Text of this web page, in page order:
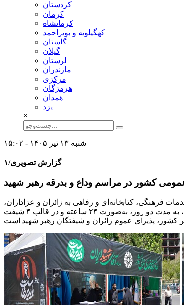
كردستان
كرمان
كرمانشاه
كهگيلويه و بويراحمد
گلستان
گيلان
لرستان
مازندران
مركزی
هرمزگان
همدان
يزد
×
شنبه ۱۳ تیر ۱۴۰۵ - ۱۵:۰۲
گزارش تصویری/۱
کشور در مراسم وداع و بدرقه رهبر شهید
فرهنگی، کتابخانه‌ای و رفاهی به زائران و عزاداران،
فعالیت خود را آغاز کرد. این موکب واقع در خیابان مطهری، تقاطع میرزای شیرازی، از بامداد روز شنبه ۱۳ تیرماه تا شامگاه روز یکشنبه ۱۴ تیرماه، به مدت دو روز، به‌صورت ۲۴ ساعته و در قالب ۴ شیفت